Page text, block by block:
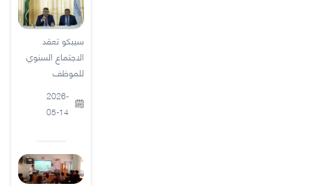
سيبكو تعقد
الاجتماع السنوي
للموظف
2026-
05-14